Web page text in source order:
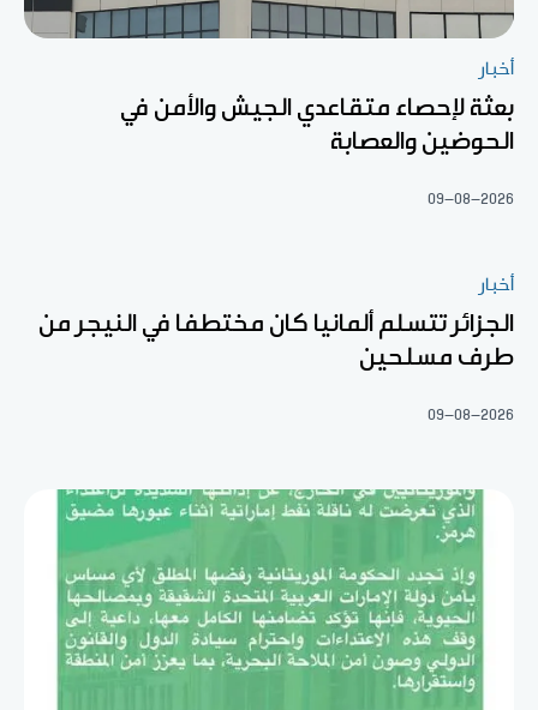
أخبار
بعثة لإحصاء متقاعدي الجيش والأمن في
الحوضين والعصابة
09-08-2026
أخبار
الجزائر تتسلم ألمانيا كان مختطفا في النيجر من
طرف مسلحين
09-08-2026